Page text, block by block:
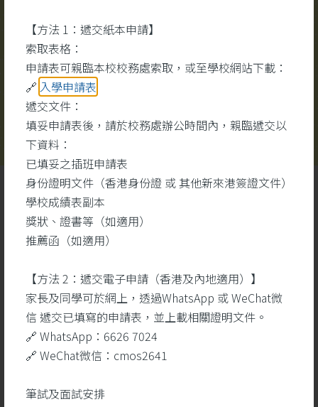
學生成就 更多
26
【方法 1：遞交紙本申請】
索取表格：
申請表可親臨本校校務處索取，或至學校網站下載：
🔗 入學申請表
遞交文件：
填妥申請表後，請於校務處辦公時間內，親臨遞交以
下資料：
已填妥之插班申請表
身份證明文件（香港身份證 或 其他新來港簽證文件）
學校成績表副本
獎狀、證書等（如適用）
推薦函（如適用）
【方法 2：遞交電子申請（香港及內地適用）】
家長及同學可於網上，透過WhatsApp 或 WeChat微
信 遞交已填寫的申請表，並上載相關證明文件。
🔗 WhatsApp：6626 7024
🔗 WeChat微信：cmos2641
筆試及面試安排